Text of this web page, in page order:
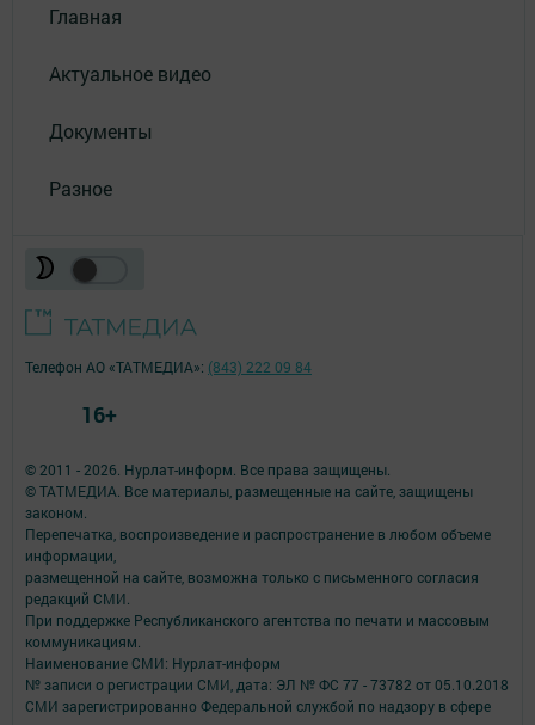
Главная
Актуальное видео
Документы
Разное
© 2011 - 2026. Нурлат-⁠информ. Все права защищены.
© ТАТМЕДИА. Все материалы, размещенные на сайте, защищены
законом.
Перепечатка, воспроизведение и распространение в любом объеме
информации,
размещенной на сайте, возможна только с письменного согласия
редакций СМИ.
При поддержке Республиканского агентства по печати и массовым
коммуникациям.
Наименование СМИ: Нурлат-⁠информ
№ записи о регистрации СМИ, дата: ЭЛ № ФС 77 -⁠ 73782 от 05.10.2018
СМИ зарегистрированно Федеральной службой по надзору в сфере
Телефон АО «ТАТМЕДИА»: (843) 222 09 84
16+